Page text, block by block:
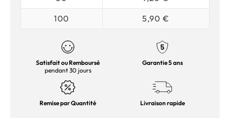
100
5,90 €
Satisfait ou Remboursé
pendant 30 jours
Garantie 5 ans
Remise par Quantité Livraison rapide